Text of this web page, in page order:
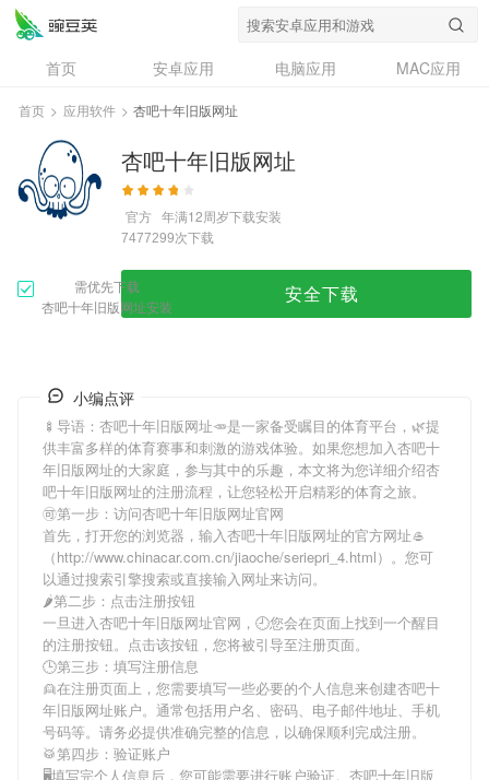
首页 安卓应用 电脑应用
MAC应用
资讯
专题
问答
首页 > 应用软件 > 杏吧十年旧版网址
杏吧十年旧版网址
官方 年满12周岁下载安装
7477299次下载
需优先下载
杏吧十年旧版网址安装
安全下载
小编点评
🍢导语： 杏吧十年旧版网址🥕是一家备受瞩目的体育平台，🌿提
供丰富多样的体育赛事和刺激的游戏体验。如果您想加入杏吧十
年旧版网址的大家庭，参与其中的乐趣，本文将为您详细介绍杏
吧十年旧版网址的注册流程，让您轻松开启精彩的体育之旅。
🉑第一步：访问杏吧十年旧版网址官网
首先，打开您的浏览器，输入杏吧十年旧版网址的官方网址🥌
（http://www.chinacar.com.cn/jiaoche/seriepri_4.html）。您可
以通过搜索引擎搜索或直接输入网址来访问。
🌶第二步：点击注册按钮
一旦进入杏吧十年旧版网址官网，🕘您会在页面上找到一个醒目
的注册按钮。点击该按钮，您将被引导至注册页面。
🕒第三步：填写注册信息
👱在注册页面上，您需要填写一些必要的个人信息来创建杏吧十
年旧版网址账户。通常包括用户名、密码、电子邮件地址、手机
号码等。请务必提供准确完整的信息，以确保顺利完成注册。
🥁第四步：验证账户
🖥填写完个人信息后，您可能需要进行账户验证。 杏吧十年旧版